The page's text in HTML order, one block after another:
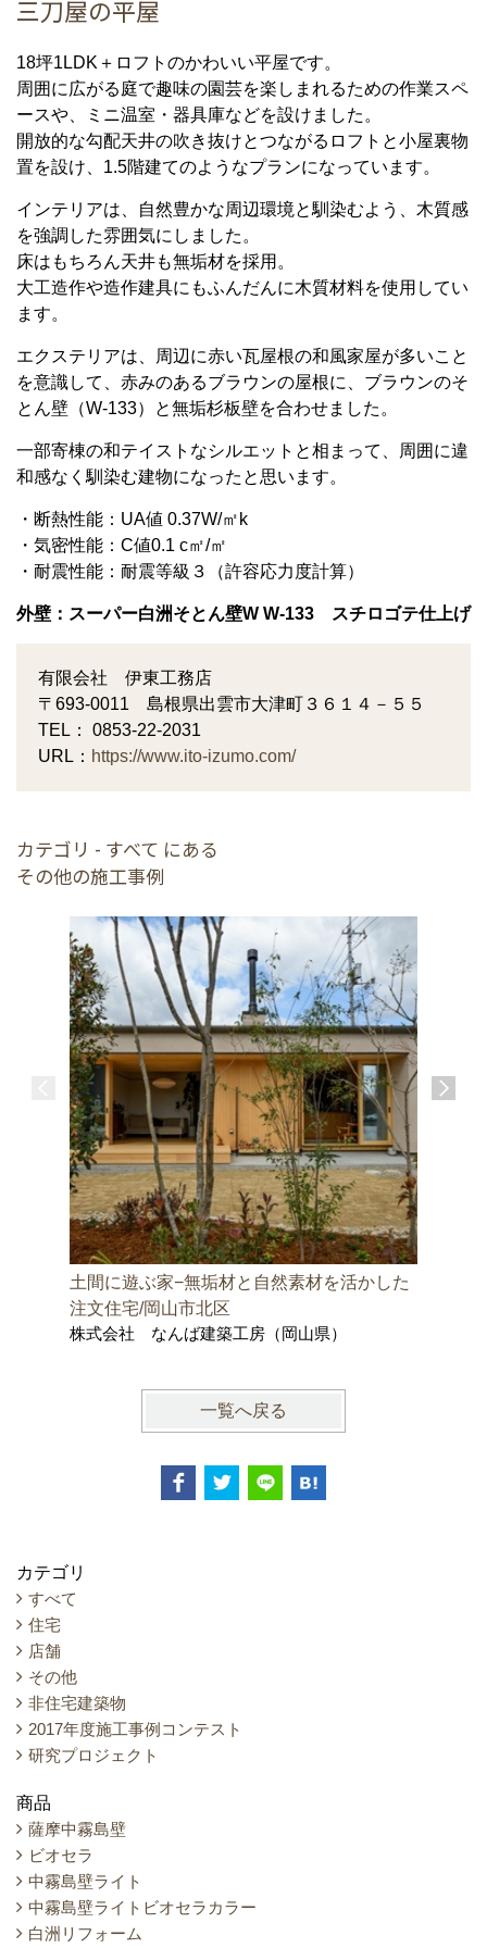
三刀屋の平屋
18坪1LDK ＋ロフトのかわいい平屋です。
周囲に広がる庭で趣味の園芸を楽しまれるための作業スペ
ースや、ミニ温室・器具庫などを設けました。
開放的な勾配天井の吹き抜けとつながるロフトと小屋裏物
置を設け、 1.5階建てのようなプランになっています。
インテリアは、自然豊かな周辺環境と馴染むよう、木質感
を強調した雰囲気にしました。
床はもちろん天井も無垢材を採用。
大工造作や造作建具にもふんだんに木質材料を使用してい
ます。
エクステリアは、周辺に赤い瓦屋根の和風家屋が多いこと
を意識して、赤みのあるブラウンの屋根に、ブラウンのそ
とん壁（W-133）と無垢杉板壁を合わせました。
一部寄棟の和テイストなシルエットと相まって、周囲に違
和感なく馴染む建物になったと思います。
・断熱性能： UA値 0.37W/㎡ k
・気密性能： C値0.1 c㎡/㎡
・耐震性能：耐震等級３（許容応力度計算）
外壁：スーパー白洲そとん壁W W-133 スチロゴテ仕上げ
有限会社 伊東工務店
〒693-0011 島根県出雲市大津町３６１４－５５
TEL： 0853-22-2031
URL： https://www.ito-izumo.com/
カテゴリ - すべて にある
その他の施工事例
土間に遊ぶ家−無垢材と自然素材を活かした
注文住宅/岡山市北区
株式会社 なんば建築工房（岡山県）
一覧へ戻る
カテゴリ
すべて
住宅
店舗
その他
非住宅建築物
2017年度施工事例コンテスト
研究プロジェクト
商品
薩摩中霧島壁
ビオセラ
中霧島壁ライト
中霧島壁ライトビオセラカラー
白洲リフォーム